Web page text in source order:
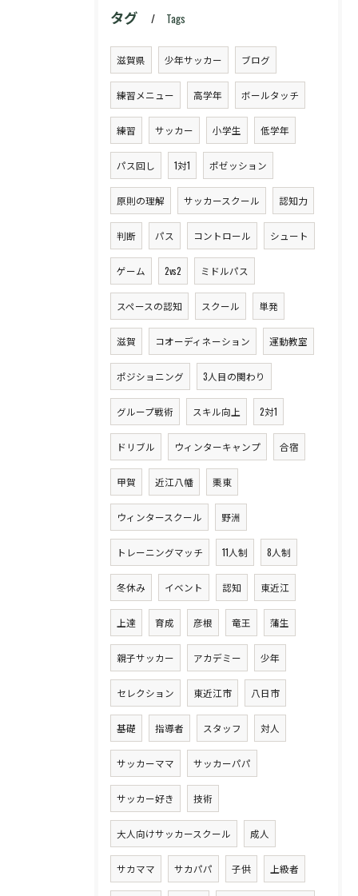
タグ Tags
滋賀県 少年サッカー ブログ
練習メニュー 高学年 ボールタッチ
練習 サッカー 小学生 低学年
パス回し 1対1 ポゼッション
原則の理解 サッカースクール 認知力
判断 パス コントロール シュート
ゲーム 2vs2 ミドルパス
スペースの認知 スクール 単発
滋賀 コオーディネーション 運動教室
ポジショニング 3人目の関わり
グループ戦術 スキル向上 2対1
ドリブル ウィンターキャンプ 合宿
甲賀 近江八幡 栗東
ウィンタースクール 野洲
トレーニングマッチ 11人制 8人制
冬休み イベント 認知 東近江
上達 育成 彦根 竜王 蒲生
親子サッカー アカデミー 少年
セレクション 東近江市 八日市
基礎 指導者 スタッフ 対人
サッカーママ サッカーパパ
サッカー好き 技術
大人向けサッカースクール 成人
サカママ サカパパ 子供 上級者